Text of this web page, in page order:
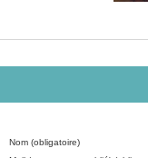
Nom (obligatoire)